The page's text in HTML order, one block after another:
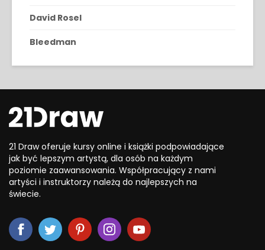
David Rosel
Bleedman
21 Draw oferuje kursy online i książki podpowiadające
jak być lepszym artystą, dla osób na każdym
poziomie zaawansowania. Współpracujący z nami
artyści i instruktorzy należą do najlepszych na
świecie.